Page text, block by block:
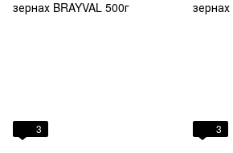
3 3